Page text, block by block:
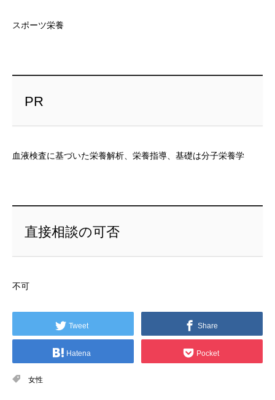
スポーツ栄養
PR
血液検査に基づいた栄養解析、栄養指導、基礎は分子栄養学
直接相談の可否
不可
Tweet Share
Hatena Pocket
女性